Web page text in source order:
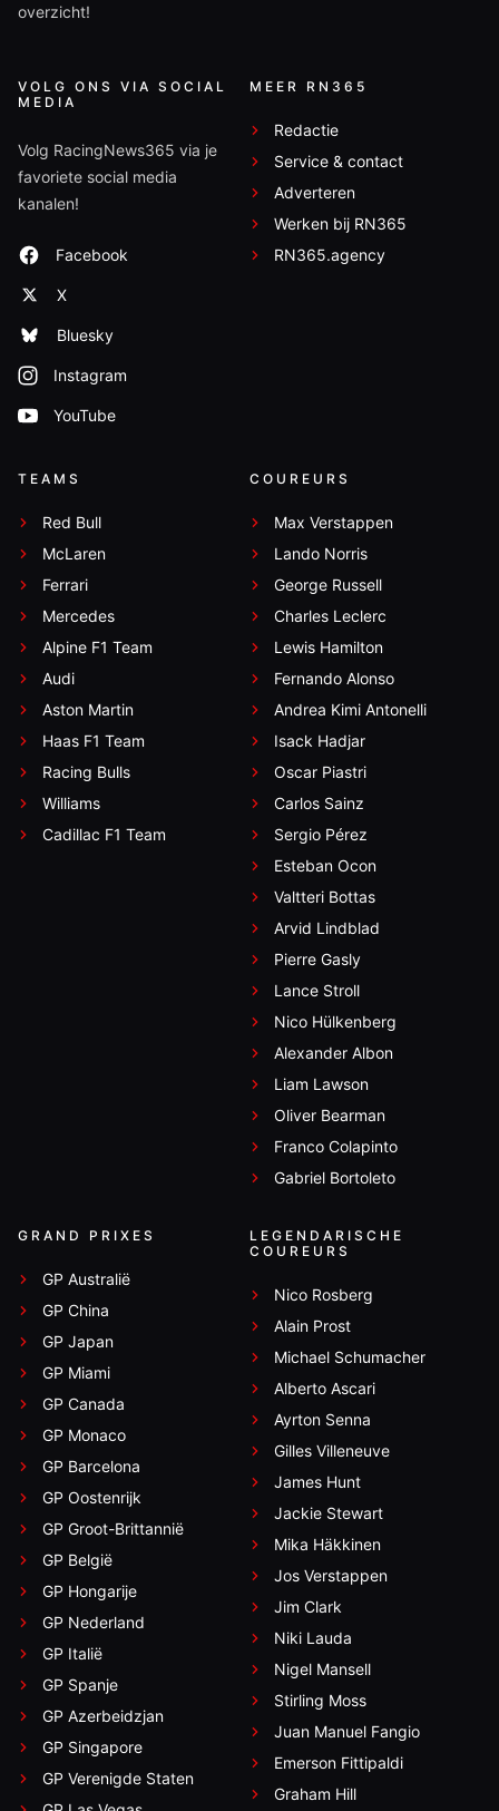
overzicht!
VOLG ONS VIA SOCIAL
MEDIA
Volg RacingNews365 via je
favoriete social media
kanalen!
Facebook
X
Bluesky
Instagram
YouTube
MEER RN365
Redactie
Service & contact
Adverteren
Werken bij RN365
RN365.agency
TEAMS
Red Bull
McLaren
Ferrari
Mercedes
Alpine F1 Team
Audi
Aston Martin
Haas F1 Team
Racing Bulls
Williams
Cadillac F1 Team
COUREURS
Max Verstappen
Lando Norris
George Russell
Charles Leclerc
Lewis Hamilton
Fernando Alonso
Andrea Kimi Antonelli
Isack Hadjar
Oscar Piastri
Carlos Sainz
Sergio Pérez
Esteban Ocon
Valtteri Bottas
Arvid Lindblad
Pierre Gasly
Lance Stroll
Nico Hülkenberg
Alexander Albon
Liam Lawson
Oliver Bearman
Franco Colapinto
Gabriel Bortoleto
GRAND PRIXES
GP Australië
GP China
GP Japan
GP Miami
GP Canada
GP Monaco
GP Barcelona
GP Oostenrijk
GP Groot-Brittannië
GP België
GP Hongarije
GP Nederland
GP Italië
GP Spanje
GP Azerbeidzjan
GP Singapore
GP Verenigde Staten
LEGENDARISCHE
COUREURS
Nico Rosberg
Alain Prost
Michael Schumacher
Alberto Ascari
Ayrton Senna
Gilles Villeneuve
James Hunt
Jackie Stewart
Mika Häkkinen
Jos Verstappen
Jim Clark
Niki Lauda
Nigel Mansell
Stirling Moss
Juan Manuel Fangio
Emerson Fittipaldi
Graham Hill